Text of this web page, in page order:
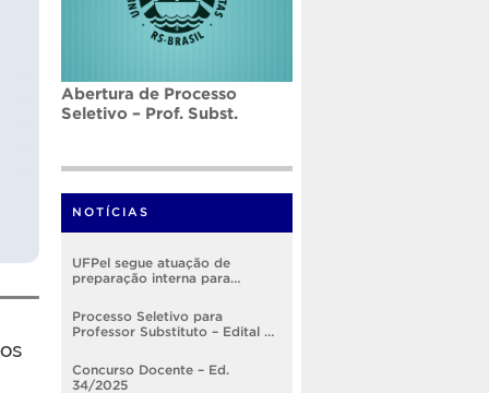
Abertura de Processo
Seletivo – Prof. Subst.
NOTÍCIAS
UFPel segue atuação de
preparação interna para
Processo Seletivo para
Professor Substituto – Edital nº
Concurso Docente – Ed.
34/2025